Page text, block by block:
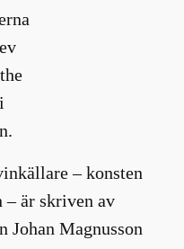
– konsten
– är skriven av
Johan Magnusson